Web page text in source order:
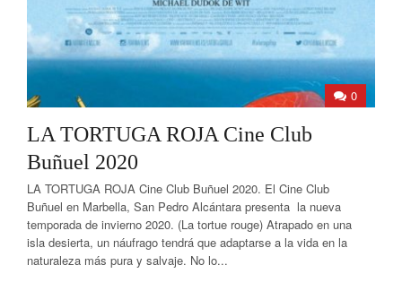
0
LA TORTUGA ROJA Cine Club
Buñuel 2020
LA TORTUGA ROJA Cine Club Buñuel 2020. El Cine Club
Buñuel en Marbella, San Pedro Alcántara presenta la nueva
temporada de invierno 2020. (La tortue rouge) Atrapado en una
isla desierta, un náufrago tendrá que adaptarse a la vida en la
naturaleza más pura y salvaje. No lo...